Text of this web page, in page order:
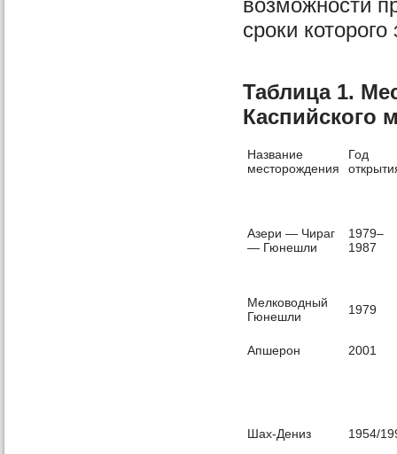
возможности
сроки
Таблица 1.
Каспийского
Название
месторождения
Год
Азери — Чираг
— Гюнешли
1979–
1987
Мелководный
Гюнешли
1979
Апшерон 2001
Шах-Дениз 1954/